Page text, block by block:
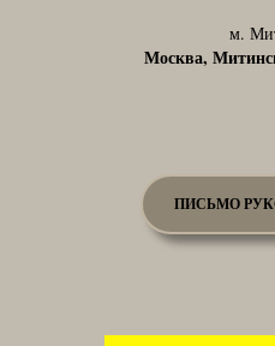
м.
Москва,
ПИСЬМО